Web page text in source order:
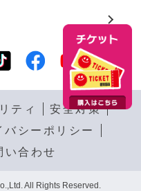
ティ
安全対策
バシーポリシー
い合わせ
All Rights Reserved.